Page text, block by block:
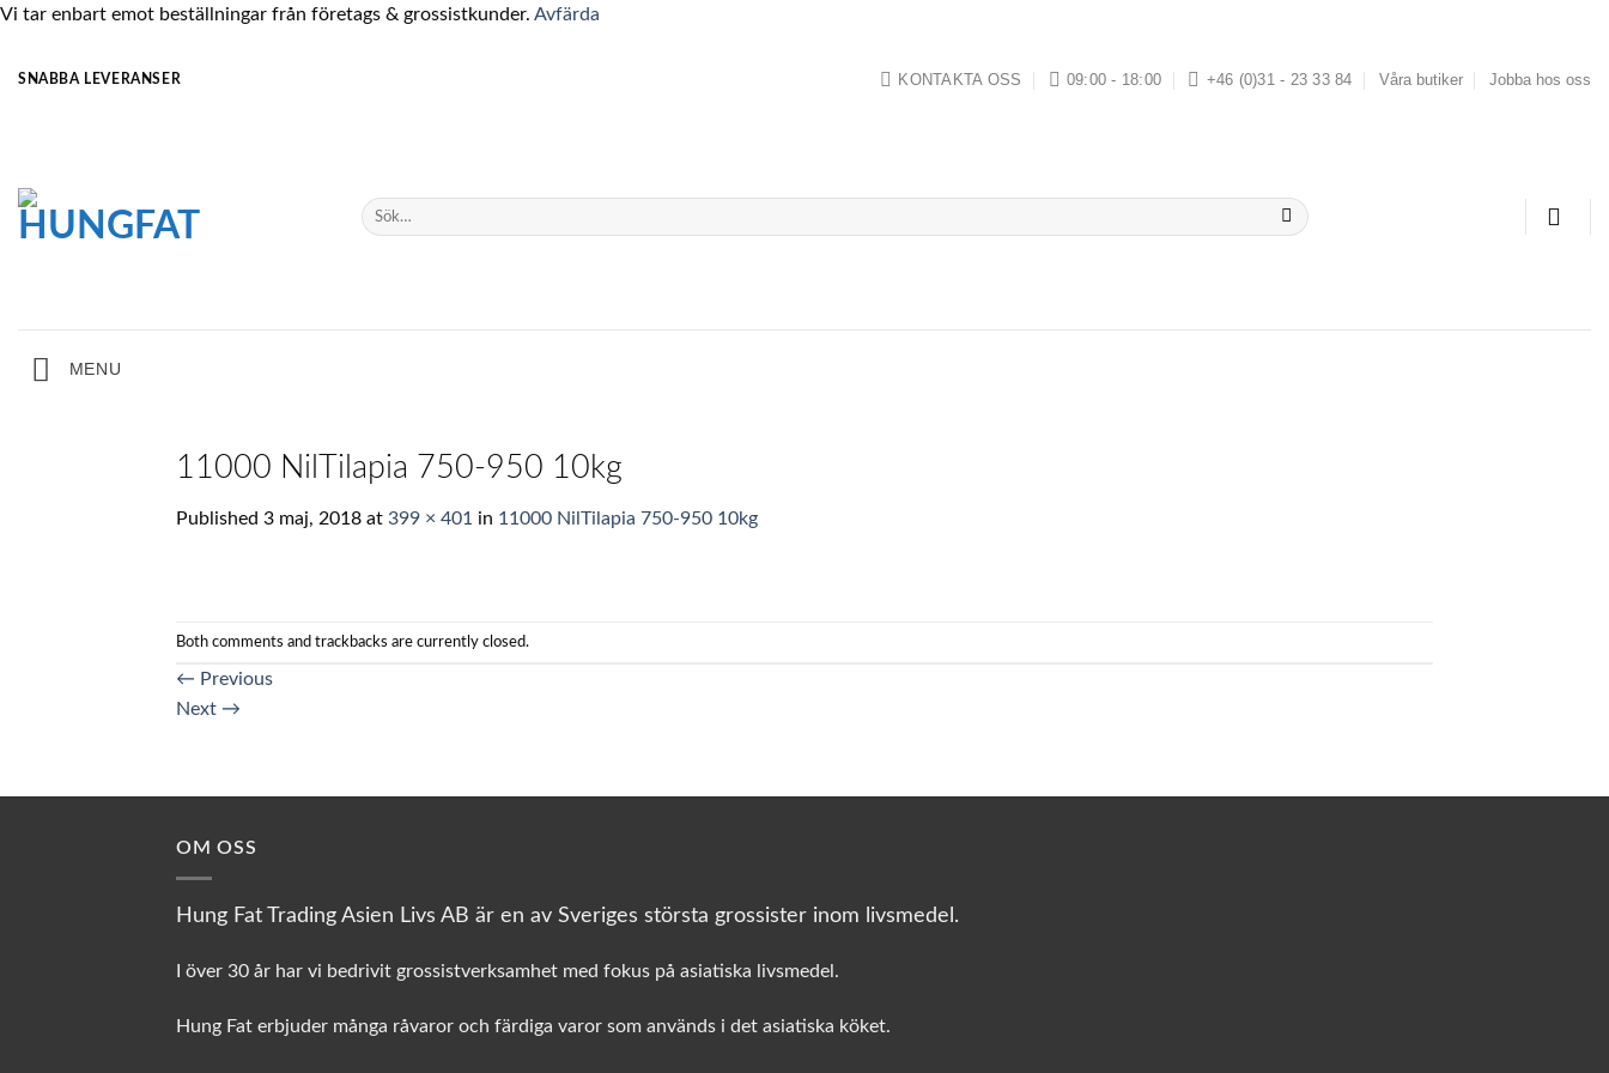
Vi tar enbart emot beställningar från företags & grossistkunder. Avfärda
Skip
SNABBA LEVERANSER KONTAKTA OSS 09:00 - 18:00 +46 (0)31 - 23 33 84 Våra butiker Jobba hos oss
Sök
efter:
MENU
11000 NilTilapia 750-950 10kg
Published 3 maj, 2018 at 399 × 401 in 11000 NilTilapia 750-950 10kg
Both comments and trackbacks are currently closed.
← Previous
Next →
OM OSS
Hung Fat Trading Asien Livs AB är en av Sveriges största grossister inom livsmedel.
I över 30 år har vi bedrivit grossistverksamhet med fokus på asiatiska livsmedel.
Hung Fat erbjuder många råvaror och färdiga varor som används i det asiatiska köket.